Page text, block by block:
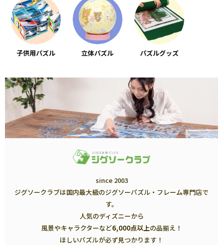
子供用パズル 立体パズル パズルグッズ
since 2003
ジグソークラブは国内最大級のジグソーパズル・フレーム専門店で
す。
人気のディズニーから
風景やキャラクターなど6,000点以上の品揃え！
ほしいパズルが必ず見つかります！